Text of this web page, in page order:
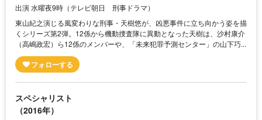
出演 水曜夜9時（テレビ朝日 刑事ドラマ）
東山紀之演じる風変わりな刑事・天樹悠が、凶悪事件に立ち向かう姿を描
くシリーズ第2弾。12係から機動捜査隊に異動となった天樹は、沙村康介
（高嶋政宏）ら12係のメンバーや、「未来犯罪予測センター」の山下巧...
スペシャリスト
（2016年）